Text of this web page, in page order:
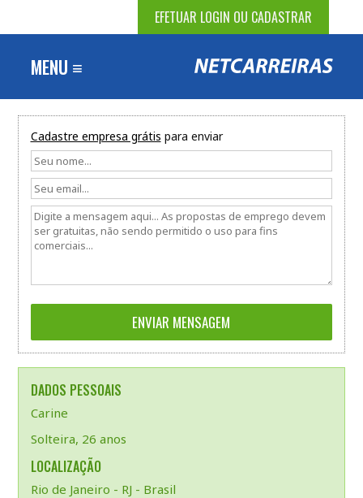
EFETUAR LOGIN OU CADASTRAR
MENU ≡
Cadastre empresa grátis para enviar
DADOS PESSOAIS
Carine
Solteira, 26 anos
LOCALIZAÇÃO
Rio de Janeiro - RJ - Brasil